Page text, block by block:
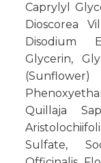
Caprylyl
Dioscorea
Disodium
Glycerin,
Quillaja
Sulfate,